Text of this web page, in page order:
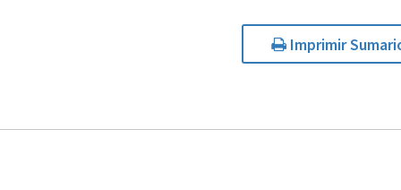
Imprimir